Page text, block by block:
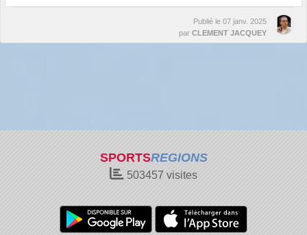
Publié le 07 janv. 2025
par CLEMENT JACQUEY
SPORTSREGIONS
503457 visites